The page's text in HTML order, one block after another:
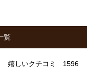
覧
嬉しいクチコミ 1596